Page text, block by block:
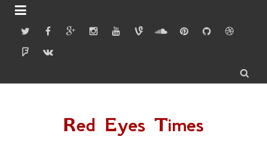


Red Eyes Times